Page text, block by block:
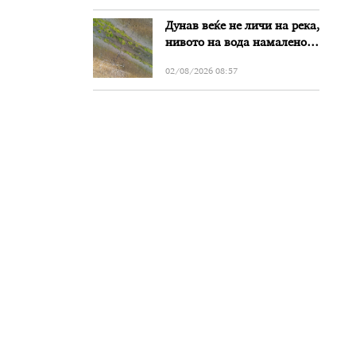
Дунав веќе не личи на река,
нивото на вода намалено
Бугарија
02/08/2026 08:57